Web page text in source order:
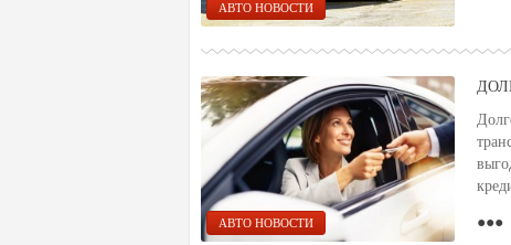
АВТО НОВОСТИ
АВТО НОВОСТИ
●●●